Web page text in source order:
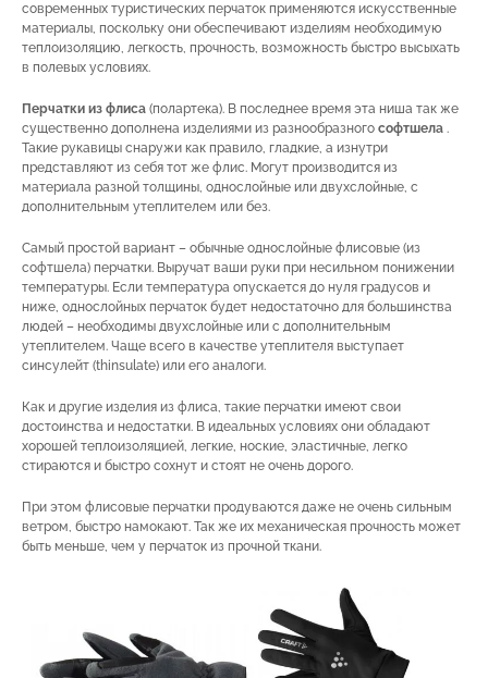
современных туристических перчаток применяются искусственные
материалы, поскольку они обеспечивают изделиям необходимую
теплоизоляцию, легкость, прочность, возможность быстро высыхать
в полевых условиях.
Перчатки из флиса (полартека). В последнее время эта ниша так же
существенно дополнена изделиями из разнообразного софтшела .
Такие рукавицы снаружи как правило, гладкие, а изнутри
представляют из себя тот же флис. Могут производится из
материала разной толщины, однослойные или двухслойные, с
дополнительным утеплителем или без.
Самый простой вариант – обычные однослойные флисовые (из
софтшела) перчатки. Выручат ваши руки при несильном понижении
температуры. Если температура опускается до нуля градусов и
ниже, однослойных перчаток будет недостаточно для большинства
людей – необходимы двухслойные или с дополнительным
утеплителем. Чаще всего в качестве утеплителя выступает
синсулейт (thinsulate) или его аналоги.
Как и другие изделия из флиса, такие перчатки имеют свои
достоинства и недостатки. В идеальных условиях они обладают
хорошей теплоизоляцией, легкие, ноские, эластичные, легко
стираются и быстро сохнут и стоят не очень дорого.
При этом флисовые перчатки продуваются даже не очень сильным
ветром, быстро намокают. Так же их механическая прочность может
быть меньше, чем у перчаток из прочной ткани.